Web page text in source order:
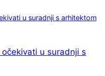
u suradnji s